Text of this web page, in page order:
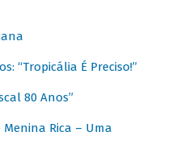
“Tropicália É Preciso!”
80 Anos”
Menina Rica – Uma